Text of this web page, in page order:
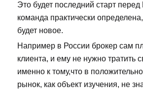
Это будет последний старт
команда практически
будет новое.
Например в России брокер сам
клиента, и ему не нужно тратить
именно к тому,что в
рынок, как объект изучения, не